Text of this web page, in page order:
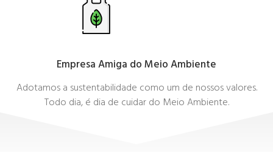
Empresa Amiga do Meio Ambiente
Adotamos a sustentabilidade como um de nossos valores.
Todo dia, é dia de cuidar do Meio Ambiente.